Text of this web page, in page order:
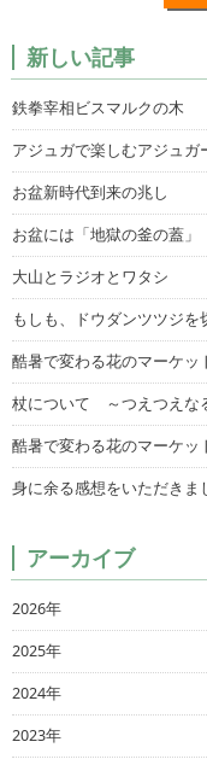
新しい記事
鉄拳宰相ビスマルクの木
アジュガで楽しむアジュガ
お盆新時代到来の兆し
お盆には「地獄の釜の蓋」
大山とラジオとワタシ
もしも、ドウダンツツジを
酷暑で変わる花のマーケ
杖について ～つえつえな
酷暑で変わる花のマーケ
身に余る感想をいただきま
アーカイブ
2026年
2025年
2024年
2023年